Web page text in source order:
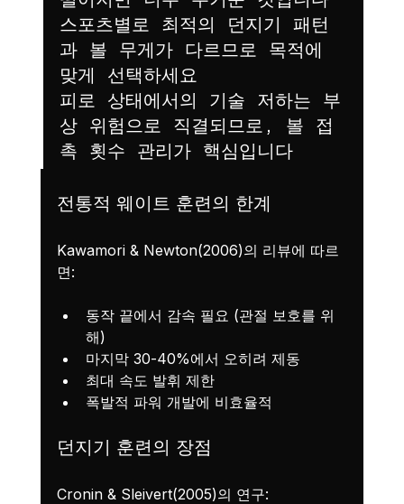
스포츠별로 최적의 던지기 패턴
과 볼 무게가 다르므로 목적에
맞게 선택하세요
피로 상태에서의 기술 저하는 부
상 위험으로 직결되므로, 볼 접
촉 횟수 관리가 핵심입니다
전통적 웨이트 훈련의 한계
Kawamori & Newton(2006)의 리뷰에 따르
면:
동작 끝에서 감속 필요 (관절 보호를 위
해)
마지막 30-40%에서 오히려 제동
최대 속도 발휘 제한
폭발적 파워 개발에 비효율적
던지기 훈련의 장점
Cronin & Sleivert(2005)의 연구: